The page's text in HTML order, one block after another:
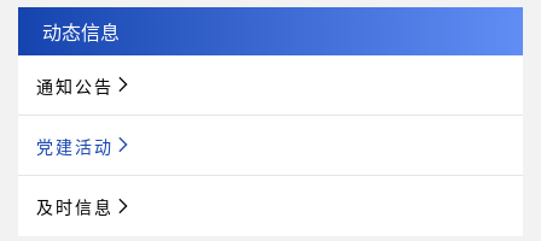
动态信息
通知公告
党建活动
及时信息